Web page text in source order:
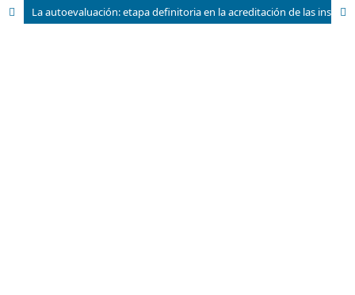
La autoevaluación: etapa definitoria en la acreditación de las instituciones de educación superior